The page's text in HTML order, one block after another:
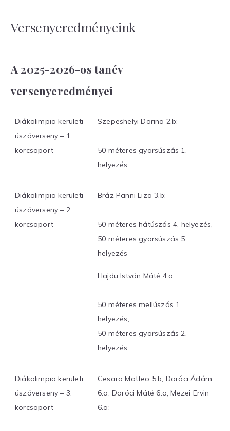
Versenyeredményeink
A 2025-2026-os tanév
versenyeredményei
Diákolimpia kerületi
úszóverseny – 1.
korcsoport
Szepeshelyi Dorina 2.b:
50 méteres gyorsúszás 1.
helyezés
Diákolimpia kerületi
úszóverseny – 2.
korcsoport
Bráz Panni Liza 3.b:
50 méteres hátúszás 4. helyezés,
50 méteres gyorsúszás 5.
helyezés
Hajdu István Máté 4.a:
50 méteres mellúszás 1.
helyezés,
50 méteres gyorsúszás 2.
helyezés
Diákolimpia kerületi
úszóverseny – 3.
korcsoport
Cesaro Matteo 5.b, Daróci Ádám
6.a, Daróci Máté 6.a, Mezei Ervin
6.a: